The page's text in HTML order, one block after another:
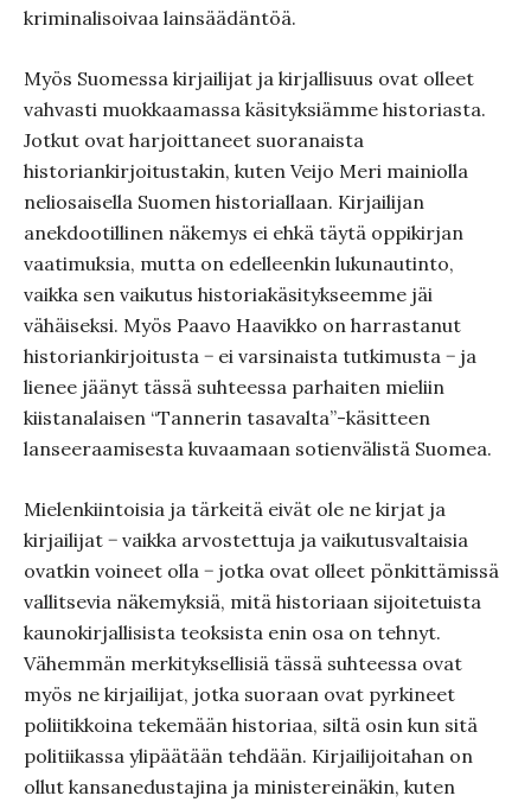
kriminalisoivaa lainsäädäntöä.
Myös Suomessa kirjailijat ja kirjallisuus ovat olleet
vahvasti muokkaamassa käsityksiämme historiasta.
Jotkut ovat harjoittaneet suoranaista
historiankirjoitustakin, kuten Veijo Meri mainiolla
neliosaisella Suomen historiallaan. Kirjailijan
anekdootillinen näkemys ei ehkä täytä oppikirjan
vaatimuksia, mutta on edelleenkin lukunautinto,
vaikka sen vaikutus historiakäsitykseemme jäi
vähäiseksi. Myös Paavo Haavikko on harrastanut
historiankirjoitusta − ei varsinaista tutkimusta − ja
lienee jäänyt tässä suhteessa parhaiten mieliin
kiistanalaisen “Tannerin tasavalta”-käsitteen
lanseeraamisesta kuvaamaan sotienvälistä Suomea.
Mielenkiintoisia ja tärkeitä eivät ole ne kirjat ja
kirjailijat − vaikka arvostettuja ja vaikutusvaltaisia
ovatkin voineet olla − jotka ovat olleet pönkittämissä
vallitsevia näkemyksiä, mitä historiaan sijoitetuista
kaunokirjallisista teoksista enin osa on tehnyt.
Vähemmän merkityksellisiä tässä suhteessa ovat
myös ne kirjailijat, jotka suoraan ovat pyrkineet
poliitikkoina tekemään historiaa, siltä osin kun sitä
politiikassa ylipäätään tehdään. Kirjailijoitahan on
ollut kansanedustajina ja ministereinäkin, kuten